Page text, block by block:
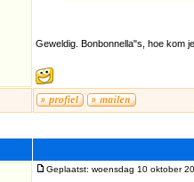
Geweldig. Bonbonnella"s, hoe kom
Geplaatst: woensdag 10 oktober